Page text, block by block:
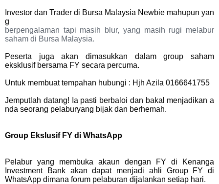
Investor dan Trader di Bursa Malaysia Newbie mahupun yan
g
berpengalaman tapi masih blur, yang masih rugi melabur
saham di Bursa Malaysia.
Peserta juga akan dimasukkan dalam group saham
eksklusif bersama FY secara percuma.
Untuk membuat tempahan hubungi : Hjh Azila 0166641755
Jemputlah datang! Ia pasti berbaloi dan bakal menjadikan a
nda seorang pelaburyang bijak dan berhemah.
Group Ekslusif FY di WhatsApp
Pelabur yang membuka akaun dengan FY di Kenanga
Investment Bank akan dapat menjadi ahli Group FY di
WhatsApp dimana forum pelaburan dijalankan setiap hari.